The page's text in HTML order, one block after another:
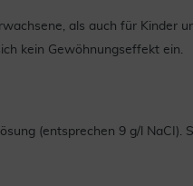
als auch für Kinder
kein Gewöhnungseffekt ein.
(entsprechen 9 g/l NaCI).